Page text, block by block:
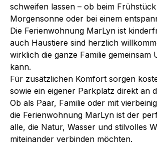
schweifen lassen – ob beim
Morgensonne oder bei einem
Die Ferienwohnung MarLyn ist
auch Haustiere sind herzlich
wirklich die ganze Familie gemeinsam
kann.
Für zusätzlichen Komfort sorgen
sowie ein eigener Parkplatz direkt an
Ob als Paar, Familie oder mit
die Ferienwohnung MarLyn ist der
alle, die Natur, Wasser und stilvolles
miteinander verbinden möchten.